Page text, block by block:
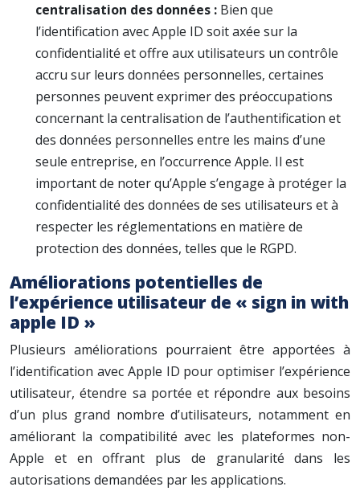
centralisation des données : Bien que
l’identification avec Apple ID soit axée sur la
confidentialité et offre aux utilisateurs un contrôle
accru sur leurs données personnelles, certaines
personnes peuvent exprimer des préoccupations
concernant la centralisation de l’authentification et
des données personnelles entre les mains d’une
seule entreprise, en l’occurrence Apple. Il est
important de noter qu’Apple s’engage à protéger la
confidentialité des données de ses utilisateurs et à
respecter les réglementations en matière de
protection des données, telles que le RGPD.
Améliorations potentielles de
l’expérience utilisateur de « sign in with
apple ID »
Plusieurs améliorations pourraient être apportées à
l’identification avec Apple ID pour optimiser l’expérience
utilisateur, étendre sa portée et répondre aux besoins
d’un plus grand nombre d’utilisateurs, notamment en
améliorant la compatibilité avec les plateformes non-
Apple et en offrant plus de granularité dans les
autorisations demandées par les applications.